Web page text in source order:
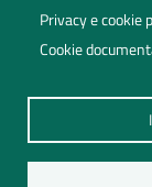
Privacy e cookie
Cookie
Contact Center
P.IVA